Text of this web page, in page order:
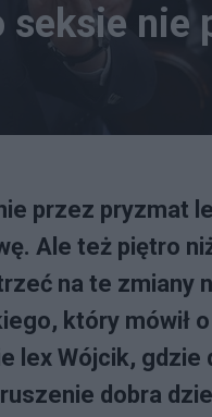
nie
przez pryzmat
Ale też piętro
na te zmiany
który mówił
lex Wójcik, gdzie
dobra